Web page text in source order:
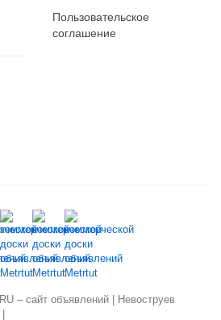
Пользовательское
соглашение
– сайт объявлений | Невоструев